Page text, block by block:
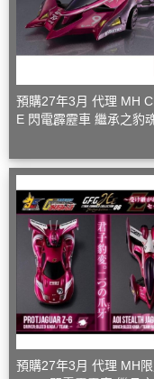
預購27年3月 代理 MH
E 閃電霹靂車 繼承之豹
預購27年3月 代理 MH